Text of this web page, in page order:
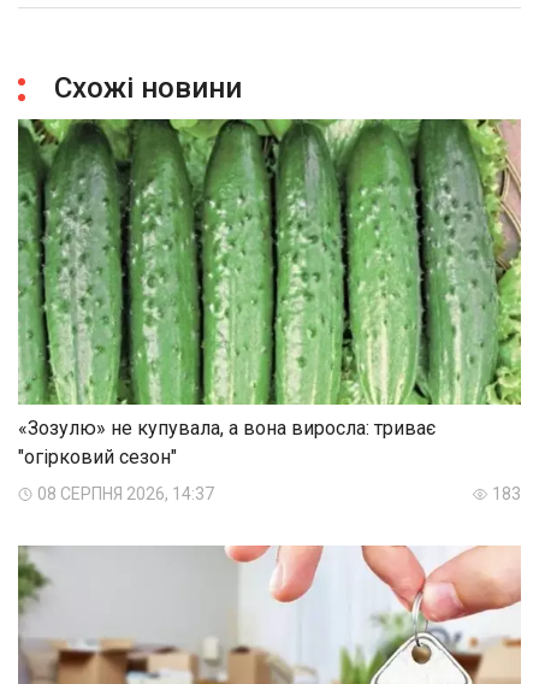
Схожі новини
«Зозулю» не купувала, а вона виросла: триває
"огірковий сезон"
08 СЕРПНЯ 2026, 14:37 183